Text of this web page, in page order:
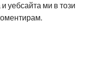
уебсайта ми в този